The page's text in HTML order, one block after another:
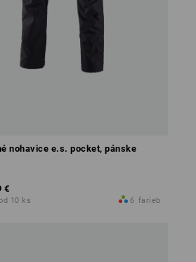
nohavice e.s. pocket, pánske
€
10 ks 6 farieb